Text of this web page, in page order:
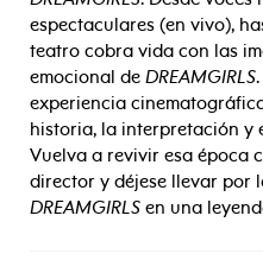
espectaculares (en vivo),
teatro cobra vida con las
emocional de DREAMGIRLS
experiencia
historia, la interpretación y
Vuelva a revivir esa época
director y déjese llevar por
DREAMGIRLS en una